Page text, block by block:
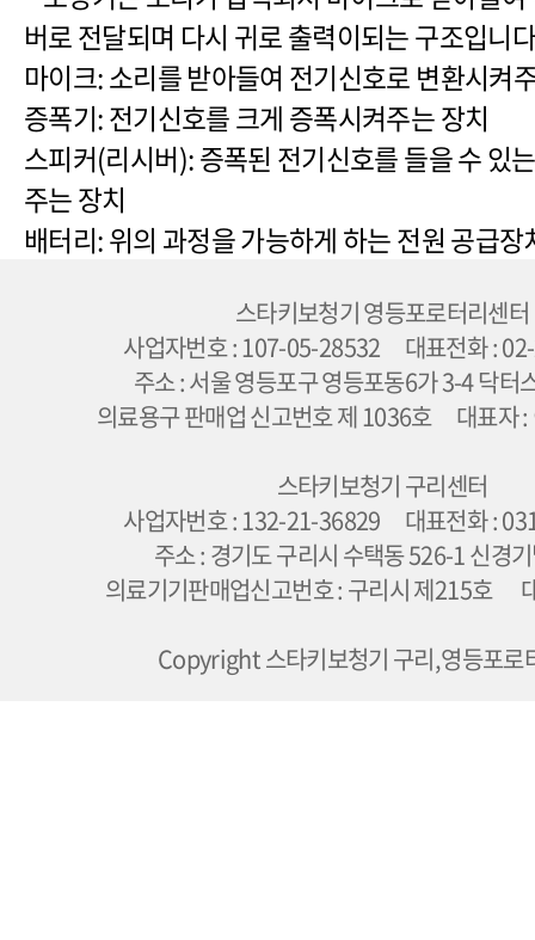
마이크: 소리를 받아들여 전기신호로 변환시켜
증폭기: 전기신호를 크게 증폭시켜주는 장치
스피커(리시버): 증폭된 전기신호를 들을 수 있
주는 장치
배터리: 위의 과정을 가능하게 하는 전원 공급장
스타키보청기 영등포로터리센터
사업자번호 : 107-05-28532 대표전화 :
주소 : 서울 영등포구 영등포동6가 3-4 닥터
의료용구 판매업 신고번호 제 1036호 대표자 :
스타키보청기 구리센터
사업자번호 : 132-21-36829 대표전화 :
주소 : 경기도 구리시 수택동 526-1 신경
의료기기판매업신고번호 : 구리시 제215호
Copyright 스타키보청기 구리,영등포로